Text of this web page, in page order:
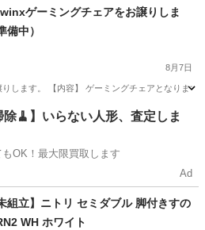
オフィス用家具
ゲーミングチェアをお譲りしま
備中）
8月7日
します。 【内容】 ゲーミングチェアとなりま
ミングチェア
除🧹】いらない人形、査定しま
OK！最大限買取します
Ad
組立】ニトリ セミダブル 脚付きすの
WH ホワイト